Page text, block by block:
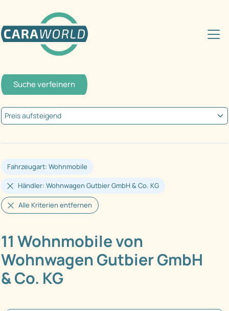
Suche verfeinern
Fahrzeugart: Wohnmobile
Händler: Wohnwagen Gutbier GmbH & Co. KG
Alle Kriterien entfernen
11 Wohnmobile von
Wohnwagen Gutbier GmbH
& Co. KG